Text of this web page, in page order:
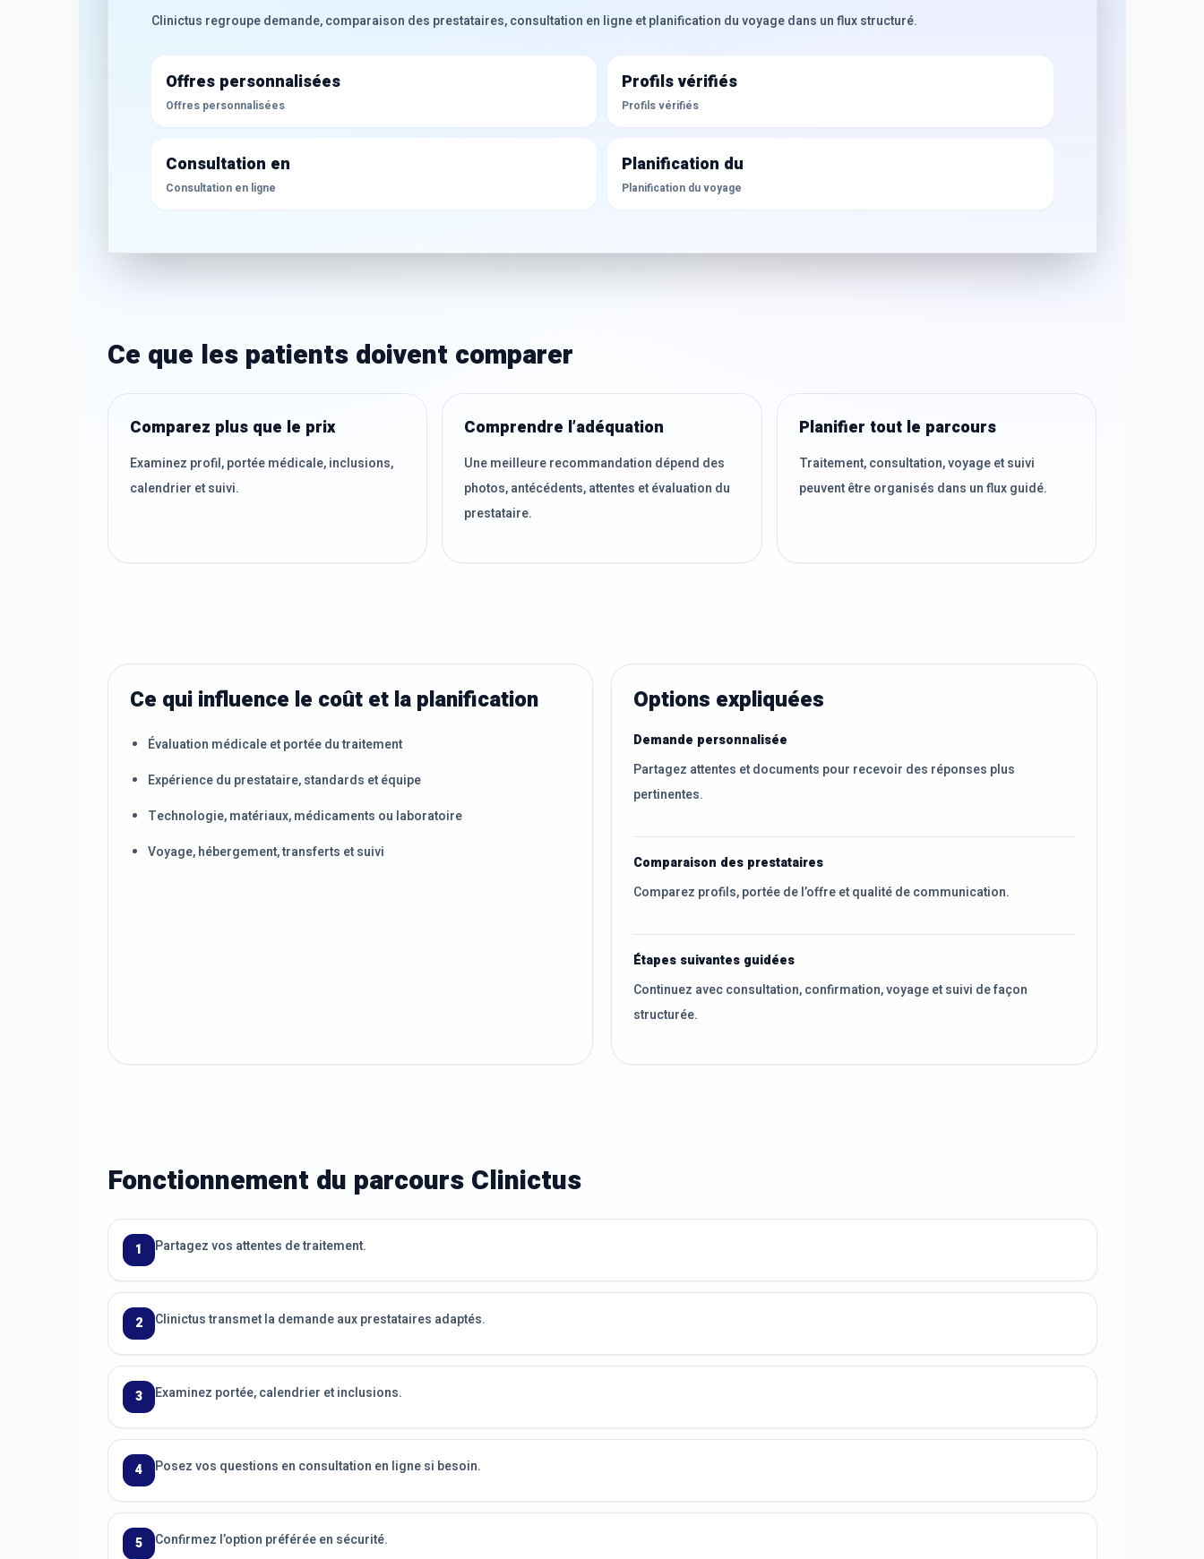
Clinictus regroupe demande, comparaison des prestataires, consultation en ligne et planification du voyage dans un flux structuré.
Offres personnalisées
Offres personnalisées
Profils vérifiés
Profils vérifiés
Consultation en
Consultation en ligne
Planification du
Planification du voyage
Ce que les patients doivent comparer
Comparez plus que le prix
Examinez profil, portée médicale, inclusions,
calendrier et suivi.
Comprendre l’adéquation
Une meilleure recommandation dépend des
photos, antécédents, attentes et évaluation du
prestataire.
Planifier tout le parcours
Traitement, consultation, voyage et suivi
peuvent être organisés dans un flux guidé.
Ce qui influence le coût et la planification
Évaluation médicale et portée du traitement
Expérience du prestataire, standards et équipe
Technologie, matériaux, médicaments ou laboratoire
Voyage, hébergement, transferts et suivi
Options expliquées
Demande personnalisée
Partagez attentes et documents pour recevoir des réponses plus
pertinentes.
Comparaison des prestataires
Comparez profils, portée de l’offre et qualité de communication.
Étapes suivantes guidées
Continuez avec consultation, confirmation, voyage et suivi de façon
structurée.
Fonctionnement du parcours Clinictus
1 Partagez vos attentes de traitement.
2 Clinictus transmet la demande aux prestataires adaptés.
3 Examinez portée, calendrier et inclusions.
4 Posez vos questions en consultation en ligne si besoin.
5 Confirmez l’option préférée en sécurité.